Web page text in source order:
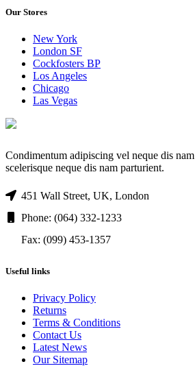
Our Stores
New York
London SF
Cockfosters BP
Los Angeles
Chicago
Las Vegas
Condimentum adipiscing vel neque dis
scelerisque neque dis nam parturient.
451 Wall Street, UK, London
Phone: (064) 332-1233
Fax: (099) 453-1357
Useful links
Privacy Policy
Returns
Terms & Conditions
Contact Us
Latest News
Our Sitemap